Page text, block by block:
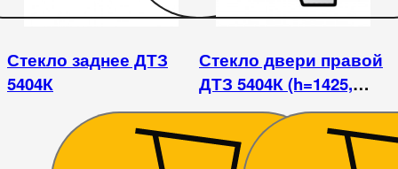
Стекло заднее ДТЗ
5404К
Стекло двери правой
ДТЗ 5404К (h=1425,
L=350х835х648)